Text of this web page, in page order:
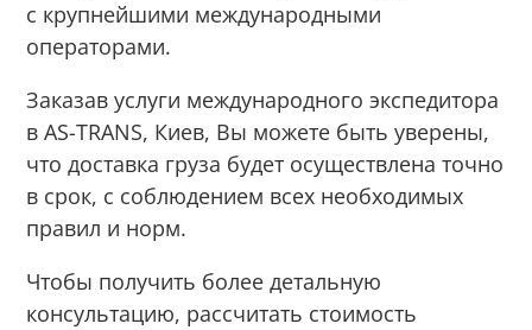
с крупнейшими международными
операторами.
Заказав услуги международного экспедитора
в AS-TRANS, Киев, Вы можете быть уверены,
что доставка груза будет осуществлена точно
в срок, с соблюдением всех необходимых
правил и норм.
Чтобы получить более детальную
консультацию, рассчитать стоимость